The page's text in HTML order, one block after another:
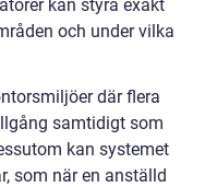
kan styra exakt
och under vilka
där flera
samtidigt som
kan systemet
som när en anställd